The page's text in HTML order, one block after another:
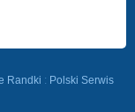
Randki : Polski Serwis